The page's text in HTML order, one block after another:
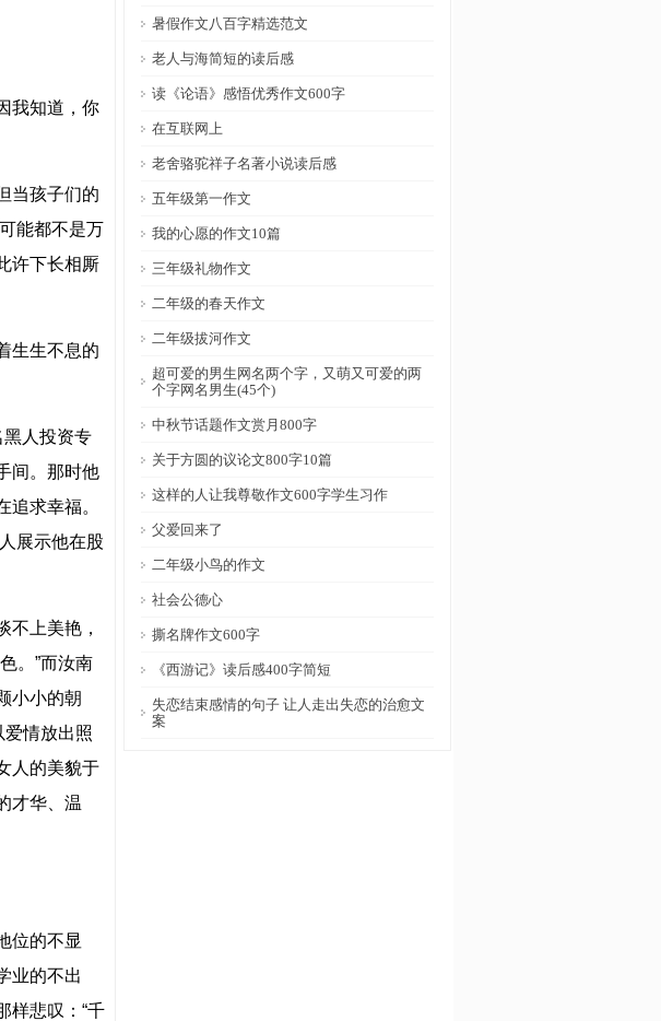
我知道，你
当孩子们的
能都不是万
许下长相厮
生生不息的
人投资专
间。那时他
求幸福。
展示他在股
上美艳，
。”而汝南
小小的朝
爱情放出照
人的美貌于
才华、温
位的不显
业的不出
样悲叹：“千
暑假作文八百字精选范文
老人与海简短的读后感
读《论语》感悟优秀作文600字
在互联网上
老舍骆驼祥子名著小说读后感
五年级第一作文
我的心愿的作文10篇
三年级礼物作文
二年级的春天作文
二年级拔河作文
超可爱的男生网名两个字，又萌又可爱的两
个字网名男生(45个)
中秋节话题作文赏月800字
关于方圆的议论文800字10篇
这样的人让我尊敬作文600字学生习作
父爱回来了
二年级小鸟的作文
社会公德心
撕名牌作文600字
《西游记》读后感400字简短
失恋结束感情的句子 让人走出失恋的治愈文
案